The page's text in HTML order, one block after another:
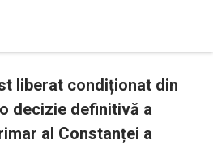
liberat condiționat din
decizie definitivă a
al Constanței a